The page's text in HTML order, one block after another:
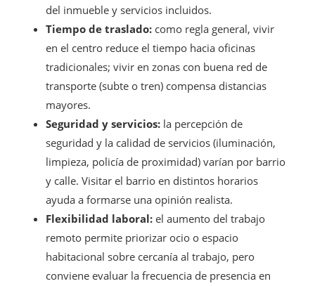
del inmueble y servicios incluidos.
Tiempo de traslado: como regla general, vivir
en el centro reduce el tiempo hacia oficinas
tradicionales; vivir en zonas con buena red de
transporte (subte o tren) compensa distancias
mayores.
Seguridad y servicios: la percepción de
seguridad y la calidad de servicios (iluminación,
limpieza, policía de proximidad) varían por barrio
y calle. Visitar el barrio en distintos horarios
ayuda a formarse una opinión realista.
Flexibilidad laboral: el aumento del trabajo
remoto permite priorizar ocio o espacio
habitacional sobre cercanía al trabajo, pero
conviene evaluar la frecuencia de presencia en